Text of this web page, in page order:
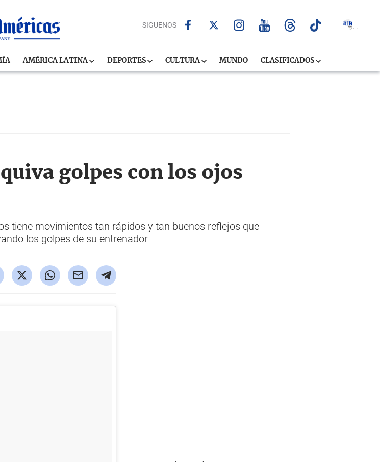
SIGUENOS
AMÉRICA LATINA DEPORTES CULTURA MUNDO CLASIFICADOS
golpes con los ojos
tiene movimientos tan rápidos y tan buenos reflejos que
los golpes de su entrenador